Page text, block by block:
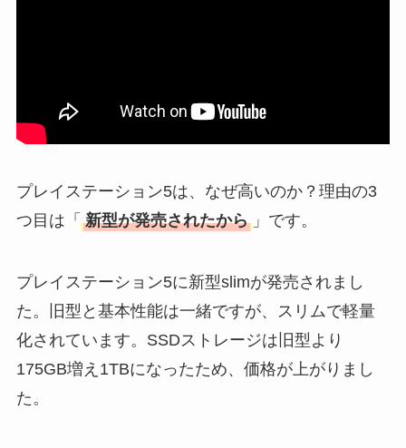
プレイステーション5は、なぜ高いのか？理由の3
つ目は「 新型が発売されたから 」です。
プレイステーション5に新型slimが発売されまし
た。旧型と基本性能は一緒ですが、スリムで軽量
化されています。SSDストレージは旧型より
175GB増え1TBになったため、価格が上がりまし
た。